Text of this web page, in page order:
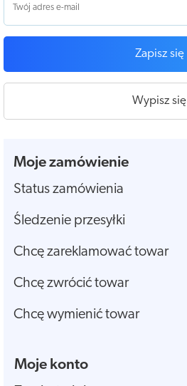
Zapisz się
Wypisz się
Moje zamówienie
Status zamówienia
Śledzenie przesyłki
Chcę zareklamować towar
Chcę zwrócić towar
Chcę wymienić towar
Moje konto